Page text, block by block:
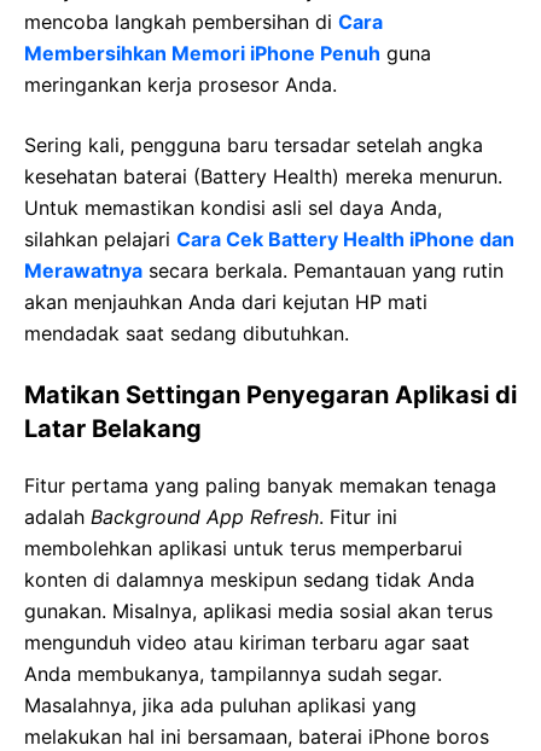
mencoba langkah pembersihan di Cara
Membersihkan Memori iPhone Penuh guna
meringankan kerja prosesor Anda.
Sering kali, pengguna baru tersadar setelah angka
kesehatan baterai (Battery Health) mereka menurun.
Untuk memastikan kondisi asli sel daya Anda,
silahkan pelajari Cara Cek Battery Health iPhone dan
Merawatnya secara berkala. Pemantauan yang rutin
akan menjauhkan Anda dari kejutan HP mati
mendadak saat sedang dibutuhkan.
Matikan Settingan Penyegaran Aplikasi di
Latar Belakang
Fitur pertama yang paling banyak memakan tenaga
adalah Background App Refresh. Fitur ini
membolehkan aplikasi untuk terus memperbarui
konten di dalamnya meskipun sedang tidak Anda
gunakan. Misalnya, aplikasi media sosial akan terus
mengunduh video atau kiriman terbaru agar saat
Anda membukanya, tampilannya sudah segar.
Masalahnya, jika ada puluhan aplikasi yang
melakukan hal ini bersamaan, baterai iPhone boros